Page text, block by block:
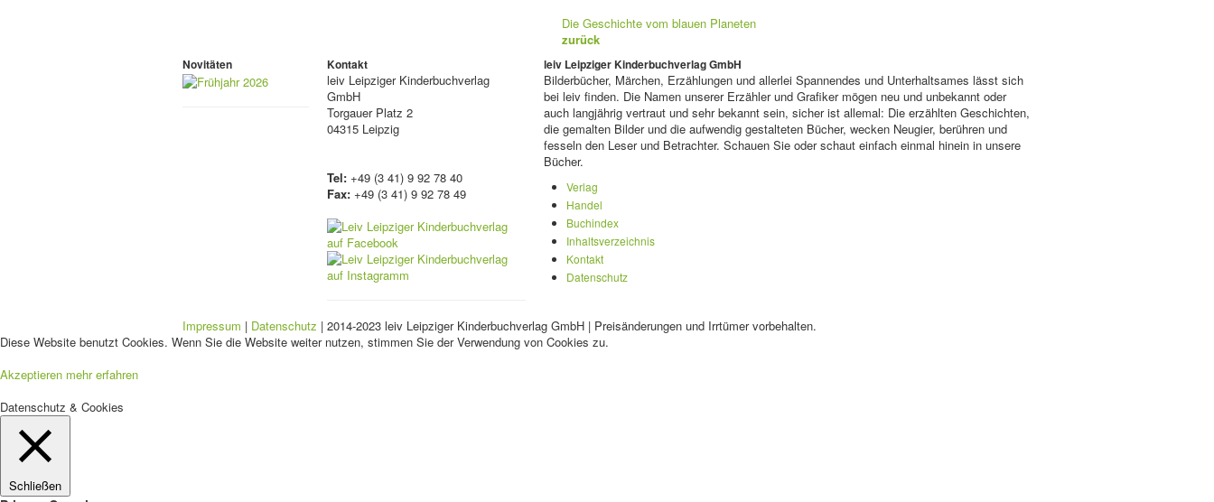
Die Geschichte vom blauen Planeten
zurück
Novitäten Kontakt
leiv Leipziger Kinderbuchverlag
GmbH
Torgauer Platz 2
04315 Leipzig
Tel: +49 (3 41) 9 92 78 40
Fax: +49 (3 41) 9 92 78 49
leiv Leipziger Kinderbuchverlag GmbH
Bilderbücher, Märchen, Erzählungen und allerlei Spannendes und Unterhaltsames lässt sich
bei leiv finden. Die Namen unserer Erzähler und Grafiker mögen neu und unbekannt oder
auch langjährig vertraut und sehr bekannt sein, sicher ist allemal: Die erzählten Geschichten,
die gemalten Bilder und die aufwendig gestalteten Bücher, wecken Neugier, berühren und
fesseln den Leser und Betrachter. Schauen Sie oder schaut einfach einmal hinein in unsere
Bücher.
Verlag
Handel
Buchindex
Inhaltsverzeichnis
Kontakt
Datenschutz
Impressum | Datenschutz | 2014-2023 leiv Leipziger Kinderbuchverlag GmbH | Preisänderungen und Irrtümer vorbehalten.
Diese Website benutzt Cookies. Wenn Sie die Website weiter nutzen, stimmen Sie der Verwendung von Cookies zu.
Akzeptieren mehr erfahren
Datenschutz & Cookies
Schließen